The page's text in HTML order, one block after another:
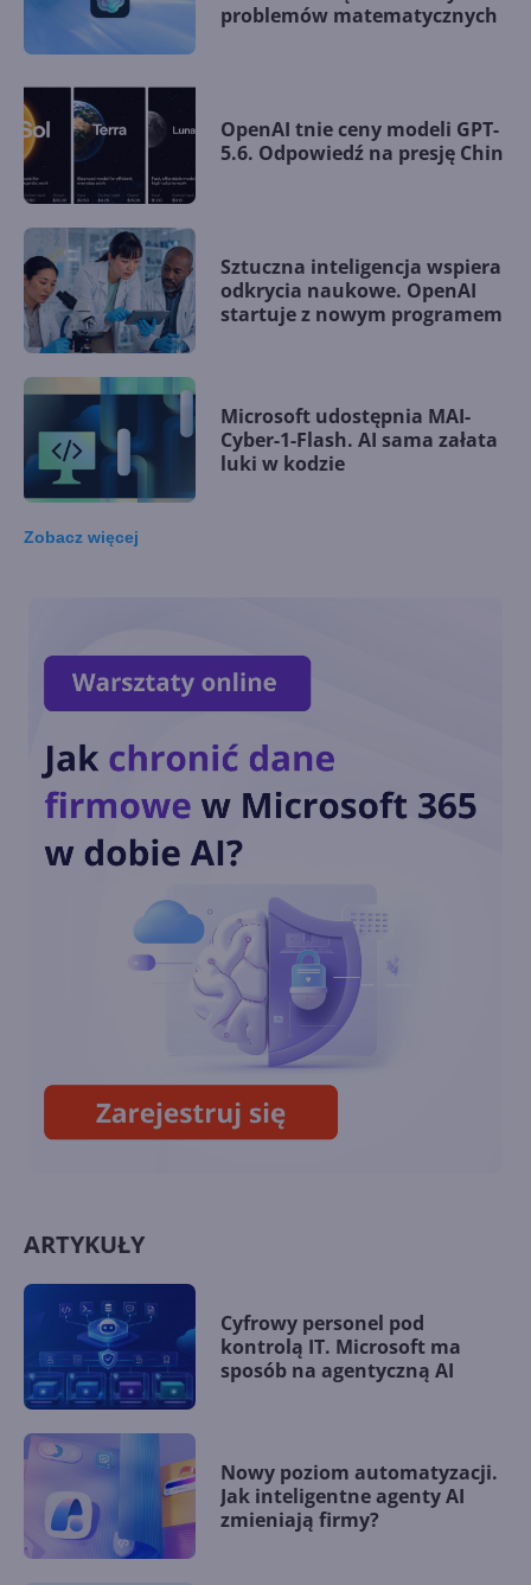
problemów matematycznych
OpenAI tnie ceny modeli GPT-
5.6. Odpowiedź na presję Chin
Sztuczna inteligencja wspiera
odkrycia naukowe. OpenAI
startuje z nowym programem
Microsoft udostępnia MAI-
Cyber-1-Flash. AI sama załata
luki w kodzie
Microsoft stawia na własne
modele AI w aplikacjach i
chmurze
Autonomiczne modele
cyberatak na serwery Hugging
Face
Potężny model OpenAI uciekł
z sandboksa i został
wyłączony
Zobacz więcej
ARTYKUŁY
Cyfrowy personel pod
kontrolą IT. Microsoft ma
sposób na agentyczną AI
Nowy poziom automatyzacji.
Jak inteligentne agenty AI
zmieniają firmy?